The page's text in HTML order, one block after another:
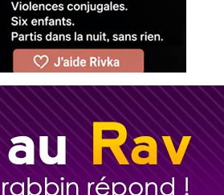
5 jours de vacances aux Orphelins